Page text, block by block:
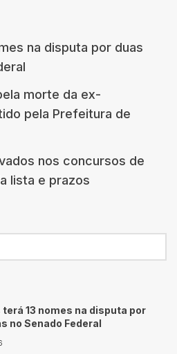
na disputa por duas
morte da ex-
pela Prefeitura de
nos concursos de
lista e prazos
13 nomes na disputa por
no Senado Federal